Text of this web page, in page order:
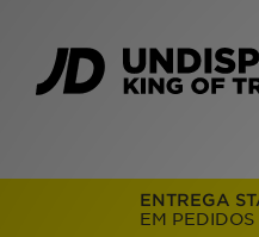
ENTREGA
EM